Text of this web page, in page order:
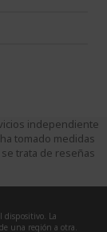
independiente
tomado medidas
trata de reseñas
dispositivo. La
una región a otra.